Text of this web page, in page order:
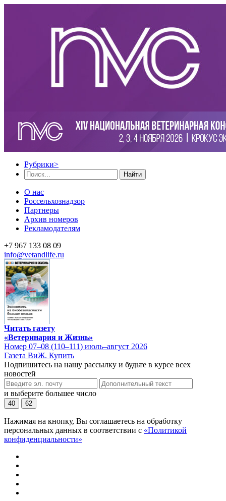
Рубрики>
Найти
О нас
Россельхознадзор
Партнеры
Архив номеров
Рекламодателям
+7 967 133 08 09
info@vetandlife.ru
Читать газету
«Ветеринария и Жизнь»
Номер 07–08 (110–111) июль–август 2026
Газета ВиЖ. Купить
Подпишитесь на нашу рассылку и будьте в курсе всех
новостей
и выберите большее число
40 62
Нажимая на кнопку, Вы соглашаетесь на обработку
персональных данных в соответствии с «Политикой
конфиденциальности»